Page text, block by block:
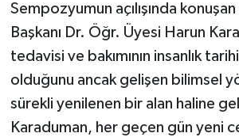
Sempozyumun açılışında
Başkanı Dr. Öğr. Üyesi Harun
tedavisi ve bakımının insanlık
olduğunu ancak gelişen bilimsel
sürekli yenilenen bir alan haline
Karaduman, her geçen gün yeni